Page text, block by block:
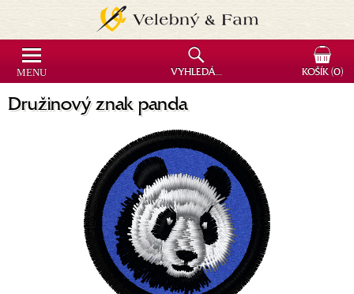
Družinový znak panda
MENU VYHLEDÁVÁNÍ KOŠÍK(0)